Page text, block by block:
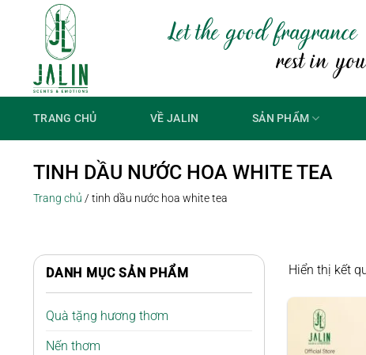
Let the good fragrance
rest in
TRANG CHỦ VỀ JALIN SẢN PHẨM
TINH DẦU NƯỚC HOA WHITE TEA
Trang chủ / tinh dầu nước hoa white tea
DANH MỤC SẢN PHẨM
Quà tặng hương thơm
Nến thơm
Hiển thị kết